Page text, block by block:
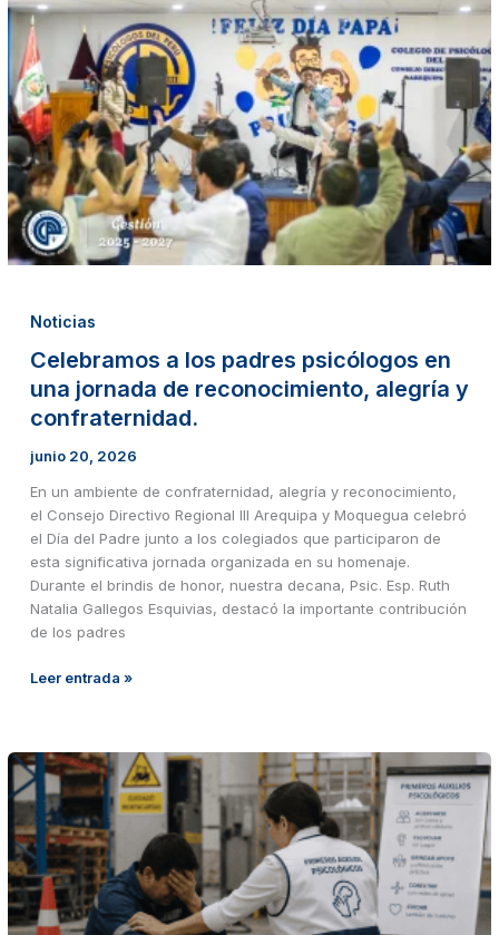
Noticias
Celebramos a los padres psicólogos en
una jornada de reconocimiento, alegría y
confraternidad.
junio 20, 2026
En un ambiente de confraternidad, alegría y reconocimiento,
el Consejo Directivo Regional III Arequipa y Moquegua celebró
el Día del Padre junto a los colegiados que participaron de
esta significativa jornada organizada en su homenaje.
Durante el brindis de honor, nuestra decana, Psic. Esp. Ruth
Natalia Gallegos Esquivias, destacó la importante contribución
de los padres
los
padres
psicólogos
en
una
jornada
de
reconocimiento,
alegría
y
confraternidad.
Leer entrada »
TALLER
PRESENCIAL
EN
INTERVENCIÓN
PSICOLÓGICA